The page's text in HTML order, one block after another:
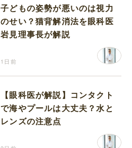
子どもの姿勢が悪いのは視力
のせい？猫背解消法を眼科医
岩見理事長が解説
1日前
【眼科医が解説】コンタクト
で海やプールは大丈夫？水と
レンズの注意点